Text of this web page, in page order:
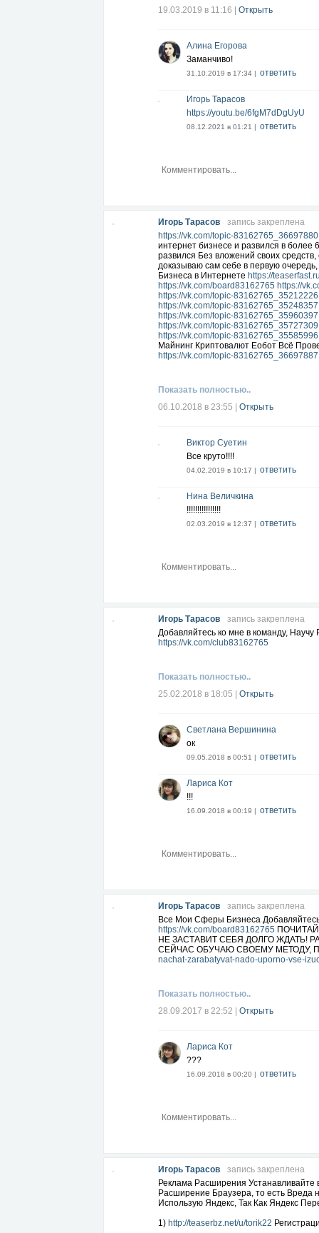
http://hunterlead.com/?ref=39457
http://workees.ru/?r=1279
https://datafee.net/store/2622
https://riw.su/517Установка
https://getcryptotab.com/201824
https://teaserfast.ru/u/IgorTarasov
https://surfe.be/661Новейшее
19.03.2019 в 11:16
Открыть
Алина Егорова
Заманчиво!
31.10.2019 в 17:34 | ответить
Игорь Тарасов
https://youtu.be/6fgM7dDgUyU
08.12.2021 в 01:21 | ответить
Игорь Тарасов
запись закреплена
https://vk.com/topic-83162765_36697880
интернет бизнесе и развился в более
развился Без вложений своих
доказываю сам себе в первую
Бизнеса в Интернете https://
https://vk.com/board83162765 https://
https://vk.com/topic-83162765_35212226
https://vk.com/topic-83162765_35248357
https://vk.com/topic-83162765_35960397
https://vk.com/topic-83162765_35727309
https://vk.com/topic-83162765_35585996
Майнинг Криптовалют Еобот Всё
https://vk.com/topic-83162765_36697887
Показать полностью..
06.10.2018 в 23:55
Открыть
Виктор Суетин
Все круто!!!!
04.02.2019 в 10:17 | ответить
Нина Величкина
!!!!!!!!!!!!!!!!
02.03.2019 в 12:37 | ответить
Игорь Тарасов
запись закреплена
Добавляйтесь ко мне в команду,
https://vk.com/club83162765
Показать полностью..
25.02.2018 в 18:05
Открыть
Светлана Вершинина
ок
09.05.2018 в 00:51 | ответить
Лариса Кот
!!!
16.09.2018 в 00:19 | ответить
Игорь Тарасов
запись закреплена
Все Мои Сферы Бизнеса
https://vk.com/board83162765
НЕ ЗАСТАВИТ СЕБЯ ДОЛГО ЖДАТЬ!
СЕЙЧАС ОБУЧАЮ СВОЕМУ МЕТОДУ,
nachat-zarabatyvat-nado-uporno-vse-
Показать полностью..
28.09.2017 в 22:52
Открыть
Лариса Кот
???
16.09.2018 в 00:20 | ответить
Игорь Тарасов
запись закреплена
Реклама Расширения
Расширение Браузера, то есть
Использую Яндекс, Так Как Яндекс
1) http://teaserbz.net/u/torik22